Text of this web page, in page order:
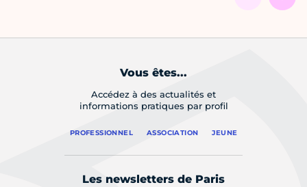
Vous êtes...
Accédez à des actualités et
informations pratiques par profil
PROFESSIONNEL ASSOCIATION JEUNE
Les newsletters de Paris